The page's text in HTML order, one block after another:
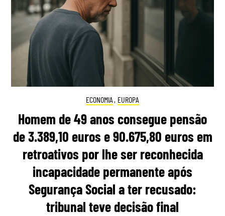
ECONOMIA , EUROPA
Homem de 49 anos consegue pensão
de 3.389,10 euros e 90.675,80 euros em
retroativos por lhe ser reconhecida
incapacidade permanente após
Segurança Social a ter recusado:
tribunal teve decisão final